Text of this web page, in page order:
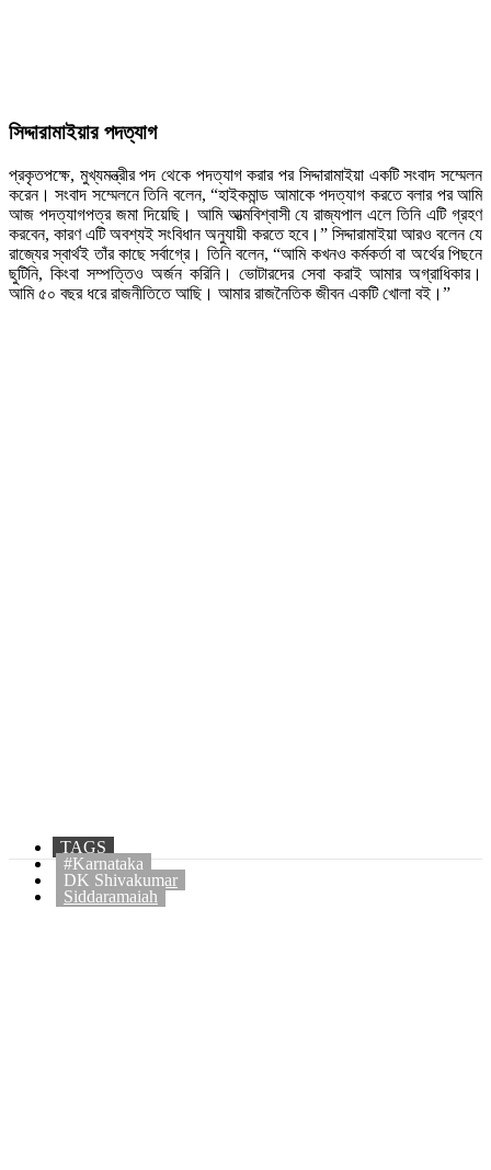
সিদ্দারামাইয়ার পদত্যাগ
প্রকৃতপক্ষে, মুখ্যমন্ত্রীর পদ থেকে পদত্যাগ করার পর সিদ্দারামাইয়া একটি সংবাদ সম্মেলন
করেন। সংবাদ সম্মেলনে তিনি বলেন, “হাইকমান্ড আমাকে পদত্যাগ করতে বলার পর আমি
আজ পদত্যাগপত্র জমা দিয়েছি। আমি আত্মবিশ্বাসী যে রাজ্যপাল এলে তিনি এটি গ্রহণ
করবেন, কারণ এটি অবশ্যই সংবিধান অনুযায়ী করতে হবে।” সিদ্দারামাইয়া আরও বলেন যে
রাজ্যের স্বার্থই তাঁর কাছে সর্বাগ্রে। তিনি বলেন, “আমি কখনও কর্মকর্তা বা অর্থের পিছনে
ছুটিনি, কিংবা সম্পত্তিও অর্জন করিনি। ভোটারদের সেবা করাই আমার অগ্রাধিকার।
আমি ৫০ বছর ধরে রাজনীতিতে আছি। আমার রাজনৈতিক জীবন একটি খোলা বই।”
TAGS
#Karnataka
DK Shivakumar
Siddaramaiah